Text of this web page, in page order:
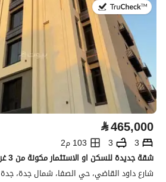
في:22 يوليو 2026
⃁465,000
3
3
103 م2
شقة جديدة للسكن او الاستثمار مكونة من 3 غرف للبيع في حي الصفاء
شارع داود القاضي، حي الصفا، شمال جدة، جدة